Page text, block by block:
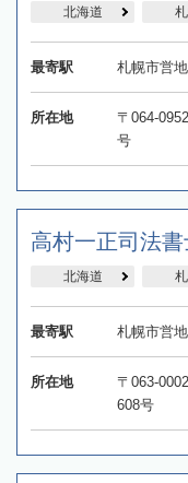
北海道
最寄駅 札幌市営
所在地
〒064-
号
高村一正司法
北海道
最寄駅 札幌市営
所在地
〒063-
608号